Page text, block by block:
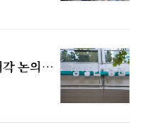
각 논의…